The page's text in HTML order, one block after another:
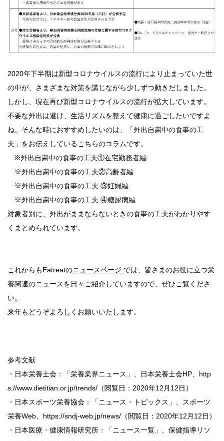
2020年下半期は新型コロナウイルスの流行により止まっていた世
の中が、さまざまな対策を講じながら少しずつ動きだしました。
しかし、現在再び新型コロナウイルスの流行が拡大しています。
不要な外出は避け、生活リズムを整えて健康に過ごしたいですよ
ね。そんな時におすすめしたいのは、「外出自粛中の食事の工
夫」をお伝えしているこちらのコラムです。
※外出自粛中の食事の工夫①在宅勤務者編
※外出自粛中の食事の工夫②高齢者編
※外出自粛中の食事の工夫 ③妊婦編
※外出自粛中の食事の工夫 ④糖尿病編
対象者別に、外出がままならないときの食事の工夫がわかりやす
くまとめられています。
これからもEatreatのニュースページ では、皆さまのお役に立つ栄
養関連のニュースを日々ご紹介していますので、ぜひご覧くださ
い。
来年もどうぞよろしくお願いいたします。
参考文献
・日本栄養士会：「栄養業界ニュース」、日本栄養士会HP、http
s://www.dietitian.or.jp/trends/（閲覧日：2020年12月12日）
・日本スポーツ栄養協会：「ニュース・トピックス」、スポーツ
栄養Web、https://sndj-web.jp/news/（閲覧日：2020年12月12日）
・日本医療・健康情報研究所：「ニュース一覧」、保健指導リソ